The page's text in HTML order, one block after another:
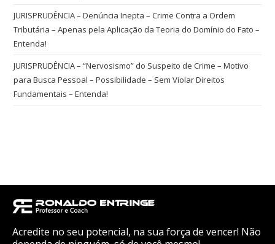
JURISPRUDÊNCIA – Denúncia Inepta – Crime Contra a Ordem
Tributária – Apenas pela Aplicação da Teoria do Domínio do Fato –
Entenda!
JURISPRUDÊNCIA – “Nervosismo” do Suspeito de Crime – Motivo
para Busca Pessoal – Possibilidade – Sem Violar Direitos
Fundamentais – Entenda!
Acredite no seu potencial, na sua força de vencer! Não